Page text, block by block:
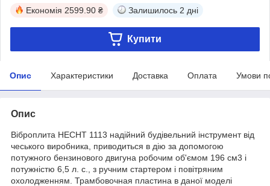
Економія 2599.90 ₴ Залишилось 2 дні
Купити
Опис Характеристики Доставка Оплата Умови
Опис
Віброплита HECHT 1113 надійний будівельний інструмент від
чеського виробника, приводиться в дію за допомогою
потужного бензинового двигуна робочим об'ємом 196 см3 і
потужністю 6,5 л. с., з ручним стартером і повітряним
охолодженням. Трамбовочная пластина в даної моделі